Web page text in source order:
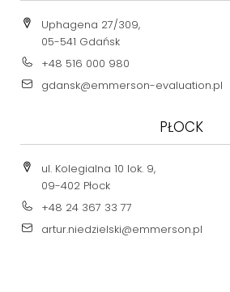
Uphagena 27/309,
05-541 Gdańsk
+48 516 000 980
gdansk@emmerson-evaluation.pl
PŁOCK
ul. Kolegialna 10 lok. 9,
09-402 Płock
+48 24 367 33 77
artur.niedzielski@emmerson.pl